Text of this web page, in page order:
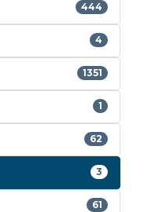
444
4
1351
1
62
3
61